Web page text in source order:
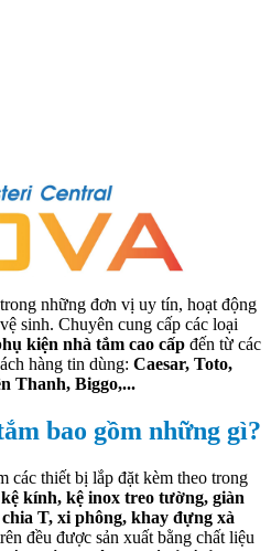
những đơn vị uy tín, hoạt động
sinh. Chuyên cung cấp các loại
kiện nhà tắm cao cấp đến từ các
hàng tin dùng: Caesar, Toto,
Thanh, Biggo,...
bao gồm những gì?
các thiết bị lắp đặt kèm theo trong
kính, kệ inox treo tường, giàn
T, xi phông, khay đựng xà
đều được sản xuất bằng chất liệu